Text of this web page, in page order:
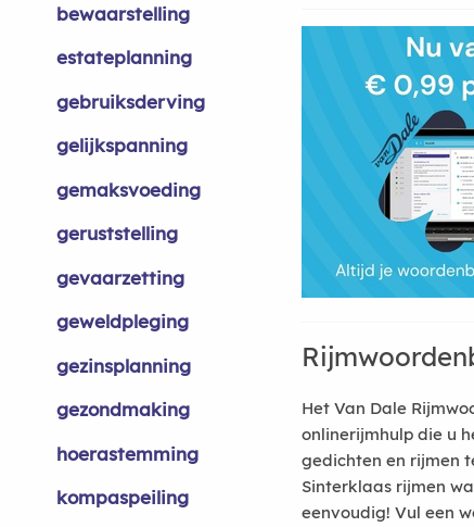
bewaarstelling
estateplanning
gebruiksderving
gelijkspanning
gemaksvoeding
geruststelling
gevaarzetting
geweldpleging
gezinsplanning
gezondmaking
hoerastemming
kompaspeiling
Het Van Dale
onlinerijmhulp die u
gedichten en rijmen
Sinterklaas rijmen
eenvoudig! Vul een